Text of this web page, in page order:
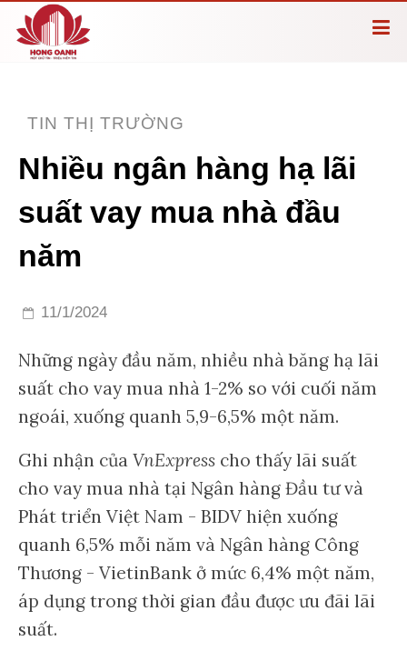
TIN THỊ TRƯỜNG
Nhiều ngân hàng hạ lãi
suất vay mua nhà đầu
năm
11/1/2024
Những ngày đầu năm, nhiều nhà băng hạ lãi
suất cho vay mua nhà 1-2% so với cuối năm
ngoái, xuống quanh 5,9-6,5% một năm.
Ghi nhận của VnExpress cho thấy lãi suất
cho vay mua nhà tại Ngân hàng Đầu tư và
Phát triển Việt Nam - BIDV hiện xuống
quanh 6,5% mỗi năm và Ngân hàng Công
Thương - VietinBank ở mức 6,4% một năm,
áp dụng trong thời gian đầu được ưu đãi lãi
suất.